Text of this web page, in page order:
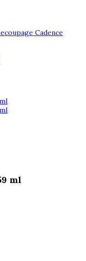
Cadence
ml